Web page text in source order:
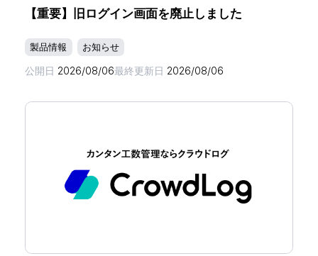
【重要】旧ログイン画面を廃止しました
製品情報 お知らせ
公開日 2026/08/06最終更新日 2026/08/06